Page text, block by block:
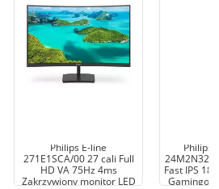
Philips E-line
271E1SCA/00 27 cali Full
HD VA 75Hz 4ms
Zakrzywiony monitor LED
Philips
Fast IPS